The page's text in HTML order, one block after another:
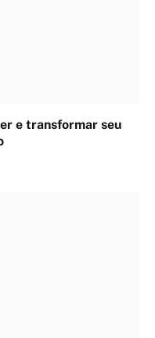
e transformar seu